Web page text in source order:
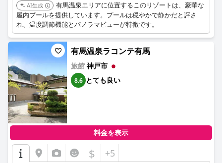
AI生成
有馬温泉エリアに位置するこのリゾートは、豪華な
屋内プールを提供しています。プールは穏やかで静かだと評さ
れ、温度調節機能とパノラマビューが特徴です。
有馬温泉ラコンテ有馬
旅館 神戸市
8.6 とても良い
料金を表示
$ +5